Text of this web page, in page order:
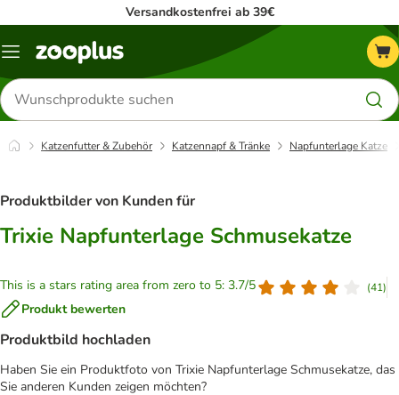
Versandkostenfrei ab 39€
Menü
Produkte
suchen
Katzenfutter & Zubehör Katzennapf & Tränke Napfunterlage Katze
Produktbilder von Kunden für
Trixie Napfunterlage Schmusekatze
This is a stars rating area from zero to 5: 3.7/5 (41)
Produkt bewerten
Produktbild hochladen
Haben Sie ein Produktfoto von Trixie Napfunterlage Schmusekatze, das
Sie anderen Kunden zeigen möchten?